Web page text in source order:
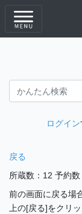
ログイン
戻る
所蔵数：12 予約数
前の画面に戻る場
上の[戻る]をクリ